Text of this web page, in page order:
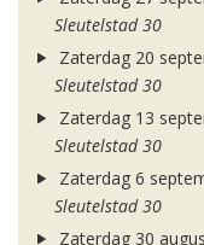
Sleutelstad 30
Zaterdag 20
Sleutelstad 30
Zaterdag 13
Sleutelstad 30
Zaterdag 6
Sleutelstad 30
Zaterdag 30